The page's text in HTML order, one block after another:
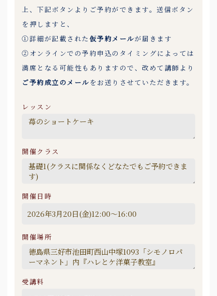
上、下記ボタンよりご予約ができます。送信ボタン
を押しますと、
①詳細が記載された 仮予約メールが届きます
②オンラインでの予約申込のタイミングによっては
満席となる可能性もありますので、改めて講師より
ご予約成立のメール をお送りさせていただきます。
レッスン
開催クラス
開催日時
開催場所
受講料